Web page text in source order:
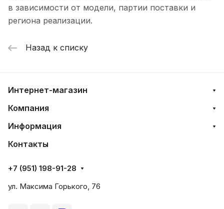
в зависимости от модели, партии поставки и
региона реализации.
Назад к списку
Интернет-магазин
Компания
Информация
Контакты
+7 (951) 198-91-28
ул. Максима Горького, 76